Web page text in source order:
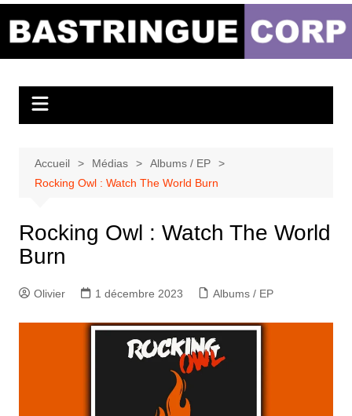
Bastringue Corp –
Musicales
Accueil Médias
Albums / EP
Rocking Owl : Watch The World Burn
Rocking Owl : Watch The World
Burn
Olivier 1 décembre 2023 Albums / EP